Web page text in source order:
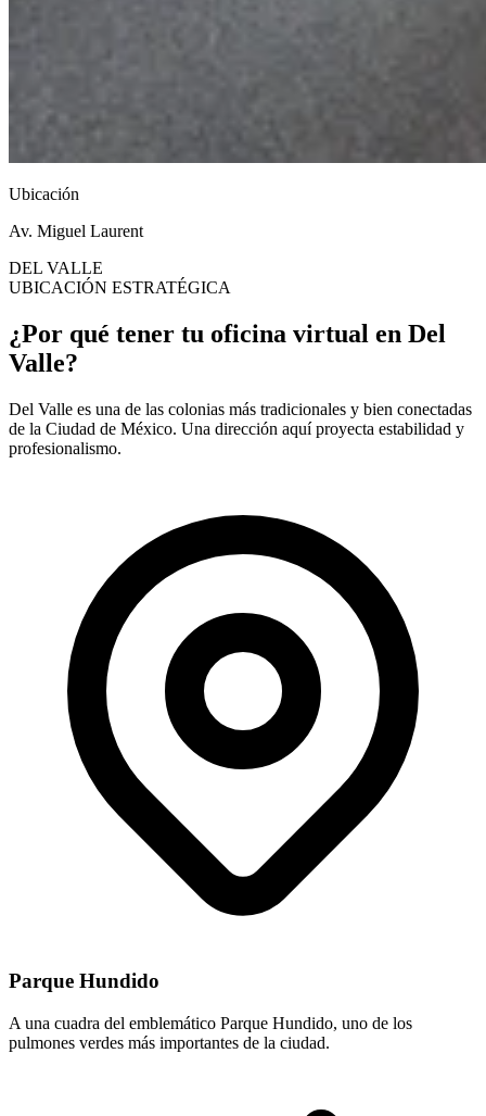
Ubicación
Av. Miguel Laurent
DEL VALLE
UBICACIÓN ESTRATÉGICA
¿Por qué tener tu oficina virtual en Del
Valle?
Del Valle es una de las colonias más tradicionales y bien conectadas
de la Ciudad de México. Una dirección aquí proyecta estabilidad y
profesionalismo.
Parque Hundido
A una cuadra del emblemático Parque Hundido, uno de los
pulmones verdes más importantes de la ciudad.